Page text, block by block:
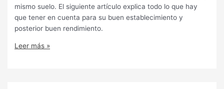
mismo suelo. El siguiente artículo explica todo lo que hay
que tener en cuenta para su buen establecimiento y
posterior buen rendimiento.
Leer más »